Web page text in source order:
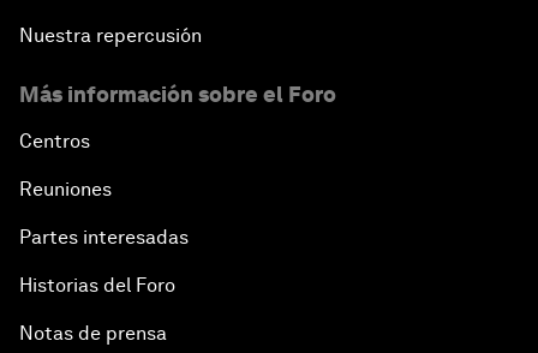
Nuestra repercusión
Más información sobre el Foro
Centros
Reuniones
Partes interesadas
Historias del Foro
Notas de prensa